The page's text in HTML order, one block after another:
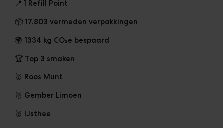
📍 1 Refill Point
📦 17.803 vermeden verpakkingen
🌍 1334 kg CO₂e bespaard
🏆 Top 3 smaken
🥇 Roos Munt
🥈 Gember Limoen
🥉 IJsthee